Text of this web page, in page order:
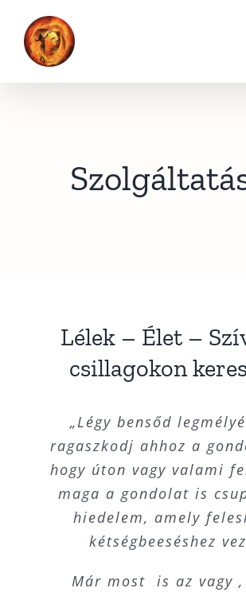
Lélek – Élet –
csillagokon
„Légy bensőd
ragaszkodj ahhoz a
hogy úton vagy valami
maga a gondolat is
hiedelem, amely
kétségbeeséshez
Már most is az vagy